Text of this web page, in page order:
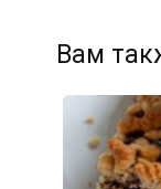
Вам